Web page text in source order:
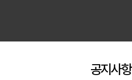
공지사항